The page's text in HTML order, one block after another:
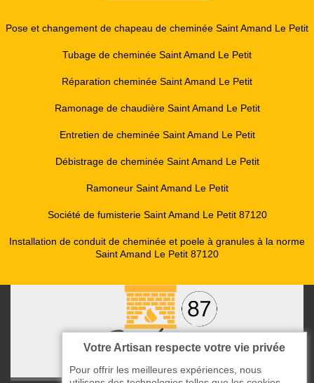
Pose et changement de chapeau de cheminée Saint Amand Le Petit
Tubage de cheminée Saint Amand Le Petit
Réparation cheminée Saint Amand Le Petit
Ramonage de chaudière Saint Amand Le Petit
Entretien de cheminée Saint Amand Le Petit
Débistrage de cheminée Saint Amand Le Petit
Ramoneur Saint Amand Le Petit
Société de fumisterie Saint Amand Le Petit 87120
Installation de conduit de cheminée et poele à granules à la norme
Saint Amand Le Petit 87120
Votre Artisan respecte votre vie privée
Pour offrir les meilleures expériences, nous